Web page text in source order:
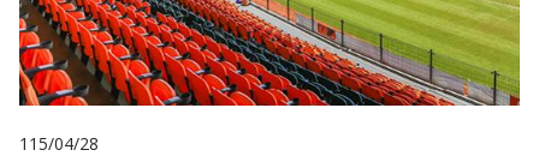
115/04/28